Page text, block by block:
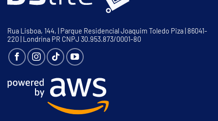
Rua Lisboa, 144, | Parque Residencial Joaquim Toledo Piza | 86041-
220 | Londrina PR CNPJ 30.953.873/0001-80